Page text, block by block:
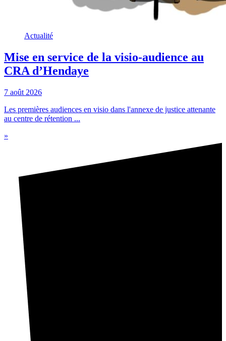
Actualité
Mise en service de la visio-audience au
CRA d’Hendaye
7 août 2026
Les premières audiences en visio dans l'annexe de justice attenante
au centre de rétention ...
»